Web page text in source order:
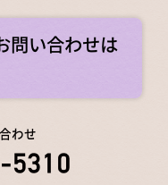
問い合わせは
わせ